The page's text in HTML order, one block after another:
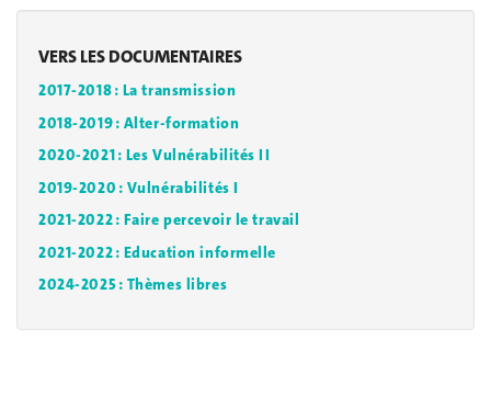
VERS LES DOCUMENTAIRES
2017-2018 : La transmission
2018-2019 : Alter-formation
2020-2021 : Les Vulnérabilités II
2019-2020 : Vulnérabilités I
2021-2022 : Faire percevoir le travail
2021-2022 : Education informelle
2024-2025 : Thèmes libres